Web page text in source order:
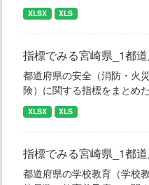
XLSX XLS
指標でみる宮崎県_1都
都道府県の安全（消防・火
険）に関する指標をまとめ
XLSX XLS
指標でみる宮崎県_1都
都道府県の学校教育（学校